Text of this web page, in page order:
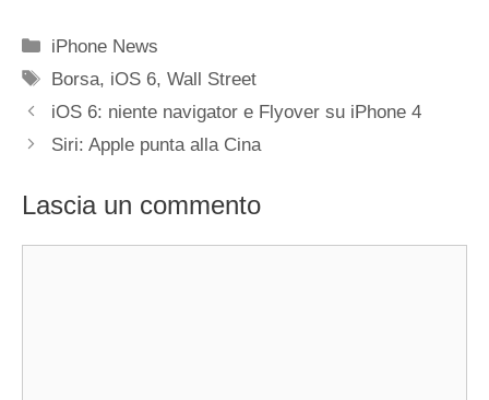
Categorie
iPhone News
Tag
Borsa, iOS 6,Wall Street
iOS 6: niente navigator e Flyover su iPhone 4
Siri: Apple punta alla Cina
Lascia un commento